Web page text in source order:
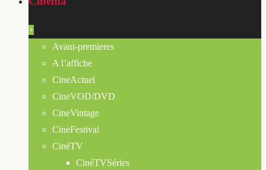
+
Avant-premieres
A l’affiche
CineActuel
CineVOD/DVD
CineVintage
CineFestival
CinéTV
CinéTVSéries